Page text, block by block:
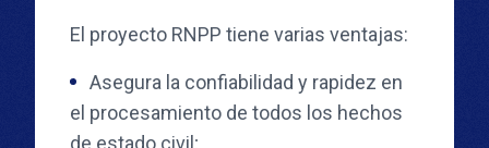
El proyecto RNPP tiene varias ventajas:
Asegura la confiabilidad y rapidez en
el procesamiento de todos los hechos